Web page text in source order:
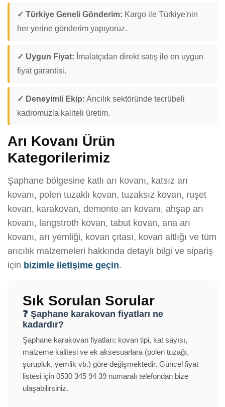
✓ Türkiye Geneli Gönderim: Kargo ile Türkiye'nin
her yerine gönderim yapıyoruz.
✓ Uygun Fiyat: İmalatçıdan direkt satış ile en uygun
fiyat garantisi.
✓ Deneyimli Ekip: Arıcılık sektöründe tecrübeli
kadromuzla kaliteli üretim.
Arı Kovanı Ürün
Kategorilerimiz
Şaphane bölgesine katlı arı kovanı, katsız arı
kovanı, polen tuzaklı kovan, tuzaksız kovan, ruşet
kovan, karakovan, demonte arı kovanı, ahşap arı
kovanı, langstroth kovan, tabut kovan, ana arı
kovanı, arı yemliği, kovan çıtası, kovan altlığı ve tüm
arıcılık malzemeleri hakkında detaylı bilgi ve sipariş
için bizimle iletişime geçin.
Sık Sorulan Sorular
❓ Şaphane karakovan fiyatları ne
kadardır?
Şaphane karakovan fiyatları; kovan tipi, kat sayısı,
malzeme kalitesi ve ek aksesuarlara (polen tuzağı,
şurupluk, yemlik vb.) göre değişmektedir. Güncel fiyat
listesi için 0530 345 94 39 numaralı telefondan bize
ulaşabilirsiniz.